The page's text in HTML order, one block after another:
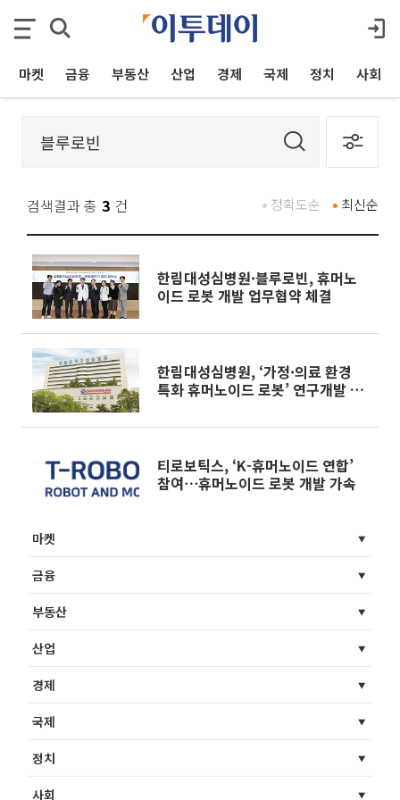
마켓 금융 부동산 산업 경제 국제 정치 사회
검색결과 총 3 건 최신순
정확도순
한림대성심병원·블루로빈, 휴머노
이드 로봇 개발 업무협약 체결
한림대성심병원, ‘가정·의료 환경
특화 휴머노이드 로봇’ 연구개발 착
티로보틱스, ‘K-휴머노이드 연합’
참여⋯휴머노이드 로봇 개발 가속
마켓
금융
부동산
산업
경제
국제
정치
사회